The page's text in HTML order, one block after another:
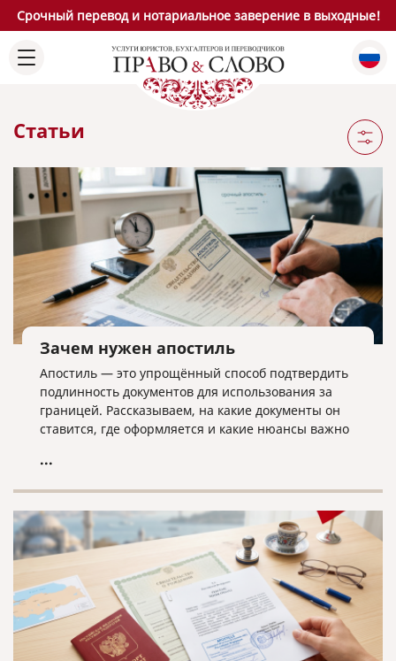
Срочный перевод и нотариальное заверение в выходные!
Статьи
Зачем нужен апостиль
Апостиль — это упрощённый способ подтвердить
подлинность документов для использования за
границей. Рассказываем, на какие документы он
ставится, где оформляется и какие нюансы важно
...